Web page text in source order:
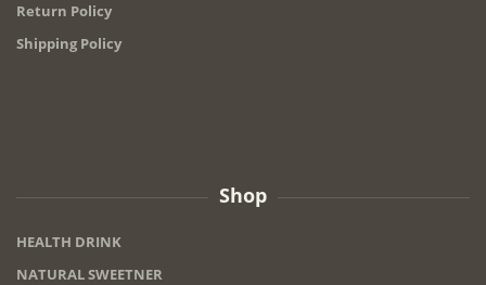
Return Policy
Shipping Policy
Shop
HEALTH DRINK
NATURAL SWEETNER